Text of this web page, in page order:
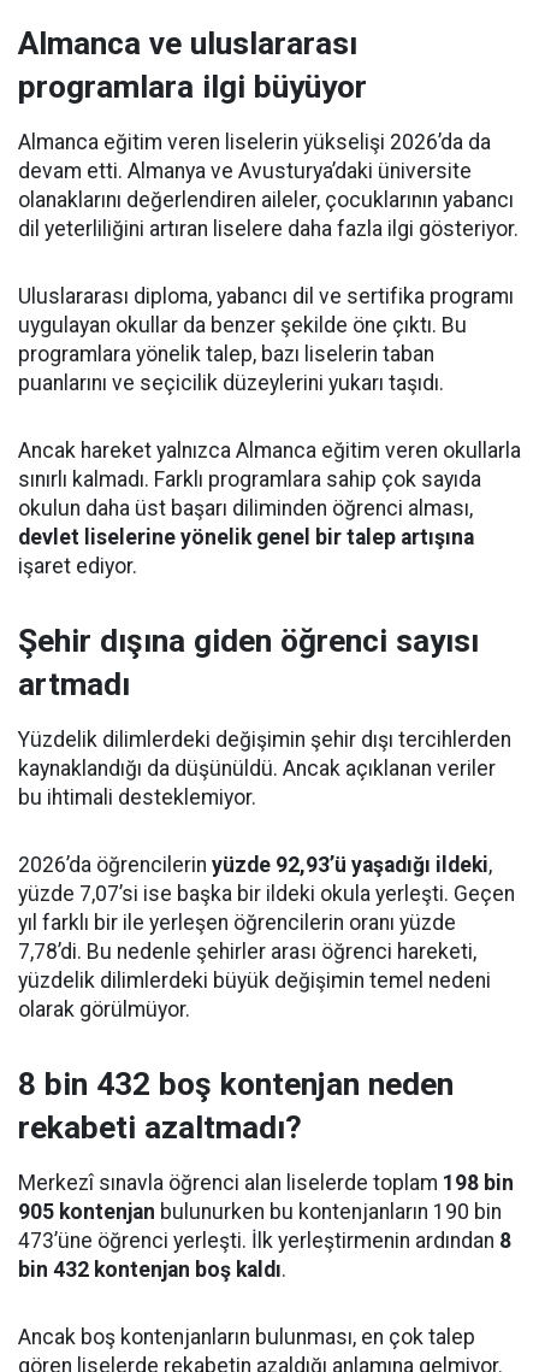
Almanca ve uluslararası
programlara ilgi büyüyor
Almanca eğitim veren liselerin yükselişi 2026’da da
devam etti. Almanya ve Avusturya’daki üniversite
olanaklarını değerlendiren aileler, çocuklarının yabancı
dil yeterliliğini artıran liselere daha fazla ilgi gösteriyor.
Uluslararası diploma, yabancı dil ve sertifika programı
uygulayan okullar da benzer şekilde öne çıktı. Bu
programlara yönelik talep, bazı liselerin taban
puanlarını ve seçicilik düzeylerini yukarı taşıdı.
Ancak hareket yalnızca Almanca eğitim veren okullarla
sınırlı kalmadı. Farklı programlara sahip çok sayıda
okulun daha üst başarı diliminden öğrenci alması,
devlet liselerine yönelik genel bir talep artışına
işaret ediyor.
Şehir dışına giden öğrenci sayısı
artmadı
Yüzdelik dilimlerdeki değişimin şehir dışı tercihlerden
kaynaklandığı da düşünüldü. Ancak açıklanan veriler
bu ihtimali desteklemiyor.
2026’da öğrencilerin yüzde 92,93’ü yaşadığı ildeki,
yüzde 7,07’si ise başka bir ildeki okula yerleşti. Geçen
yıl farklı bir ile yerleşen öğrencilerin oranı yüzde
7,78’di. Bu nedenle şehirler arası öğrenci hareketi,
yüzdelik dilimlerdeki büyük değişimin temel nedeni
olarak görülmüyor.
8 bin 432 boş kontenjan neden
rekabeti azaltmadı?
Merkezî sınavla öğrenci alan liselerde toplam 198 bin
905 kontenjan bulunurken bu kontenjanların 190 bin
473’üne öğrenci yerleşti. İlk yerleştirmenin ardından 8
bin 432 kontenjan boş kaldı.
Ancak boş kontenjanların bulunması, en çok talep
gören liselerde rekabetin azaldığı anlamına gelmiyor.